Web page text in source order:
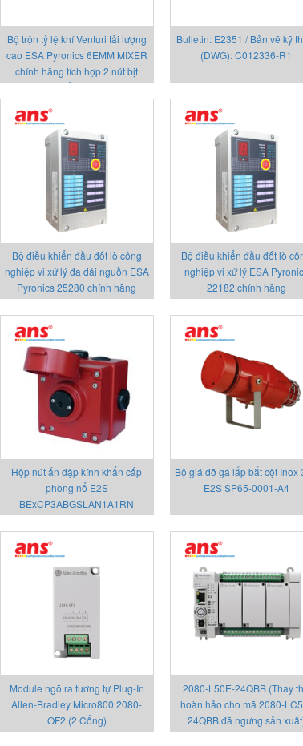
Bộ trộn tỷ lệ khí Venturi tải lượng
cao ESA Pyronics 6EMM MIXER
chính hãng tích hợp 2 nút bịt
kiểm tra
Bulletin: E2351 / Bản vẽ kỹ
(DWG): C012336-R1
Bộ điều khiển đầu đốt lò công
nghiệp vi xử lý đa dải nguồn ESA
Pyronics 25280 chính hãng
Bộ điều khiển đầu đốt lò
nghiệp vi xử lý ESA
22182 chính hãng
Hộp nút ấn đập kính khẩn cấp
phòng nổ E2S
BExCP3ABGSLAN1A1RN
Bộ giá đỡ gá lắp bắt cột Inox
E2S SP65-0001-A4
Module ngõ ra tương tự Plug-In
Allen-Bradley Micro800 2080-
OF2 (2 Cổng)
2080-L50E-24QBB (Thay
hoàn hảo cho mã 2080-
24QBB đã ngưng sản